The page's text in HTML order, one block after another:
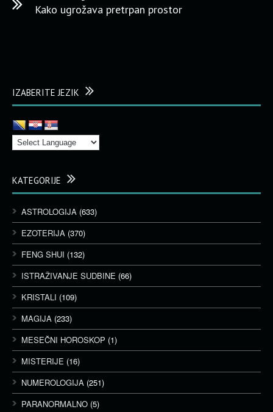
Kako ugrožava pretrpan prostor
IZABERITE JEZIK
KATEGORIJE
ASTROLOGIJA (633)
EZOTERIJA (370)
FENG SHUI (132)
ISTRAŽIVANJE SUDBINE (66)
KRISTALI (109)
MAGIJA (233)
MESEČNI HOROSKOP (1)
MISTERIJE (16)
NUMEROLOGIJA (251)
PARANORMALNO (5)